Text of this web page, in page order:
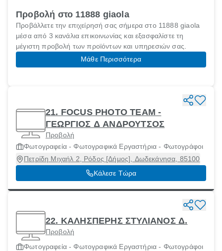
Προβολή στο 11888 giaola
Προβάλλετε την επιχείρησή σας σήμερα στο 11888 giaola
μέσα από 3 κανάλια επικοινωνίας και εξασφαλίστε τη
μέγιστη προβολή των προϊόντων και υπηρεσιών σας.
Μάθε Περισσότερα
21. FOCUS PHOTO TEAM -
ΓΕΩΡΓΙΟΣ Δ ΑΝΔΡΟΥΤΣΟΣ
Προβολή
Φωτογραφεία - Φωτογραφικά Εργαστήρια - Φωτογράφοι
Πετρίδη Μιχαήλ 2, Ρόδος [Δήμος], Δωδεκάνησα, 85100
Κάλεσε Τώρα
22. ΚΑΛΗΣΠΕΡΗΣ ΣΤΥΛΙΑΝΟΣ Δ.
Προβολή
Φωτογραφεία - Φωτογραφικά Εργαστήρια - Φωτογράφοι